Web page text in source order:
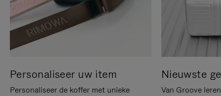
Personaliseer uw item
Personaliseer de koffer met unieke
Nieuwste
Van Groove